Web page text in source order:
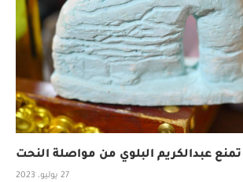
تمنع عبدالكريم البلوي من مواصلة النحت
27 يوليو، 2023